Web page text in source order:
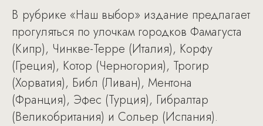
В рубрике «Наш выбор» издание предлагает
прогуляться по улочкам городков Фамагуста
(Кипр), Чинкве-Терре (Италия), Корфу
(Греция), Котор (Черногория), Трогир
(Хорватия), Библ (Ливан), Ментона
(Франция), Эфес (Турция), Гибралтар
(Великобритания) и Сольер (Испания).